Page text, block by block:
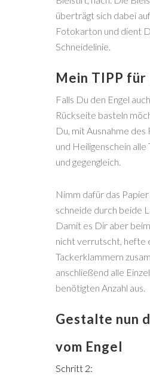
überträgt sich dabei
Fotokarton und dient
Schneidelinie.
Mein TIPP für
Falls Du den Engel
Rückseite basteln
Du, mit Ausnahme des
und Heiligenschein alle
und gegengleich.
Nimm dafür das
schneide durch beide
Damit es Dir aber
nicht verrutscht, hefte
Tackerklammern
anschließend alle
benötigten Anzahl aus.
Gestalte nun
vom Engel
Schritt 2: